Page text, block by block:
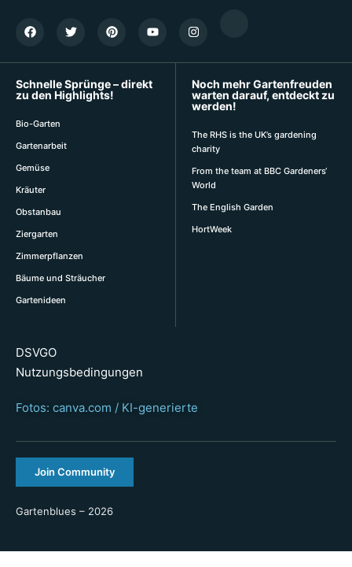
Schnelle Sprünge – direkt
zu den Highlights!
Bio-Garten
Gartenarbeit
Gemüse
Kräuter
Obstanbau
Ziergarten
Zimmerpflanzen
Bäume und Sträucher
Gartenideen
Noch mehr Gartenfreuden
warten darauf, entdeckt zu
werden!
The RHS is the UK’s gardening
charity
From the team at BBC Gardeners‘
World
The English Garden
HortWeek
DSVGO
Nutzungsbedingungen
Fotos: canva.com / KI-generierte
Join Community
Gartenblues – 2026